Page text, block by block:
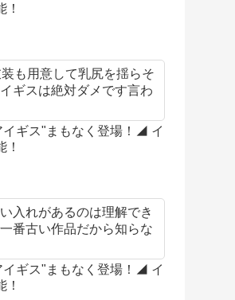
！
も用意して乳尻を揺らそ
ギスは絶対ダメです言わ
ギス"まもなく登場！◢ イ
！
入れがあるのは理解でき
番古い作品だから知らな
ギス"まもなく登場！◢ イ
！